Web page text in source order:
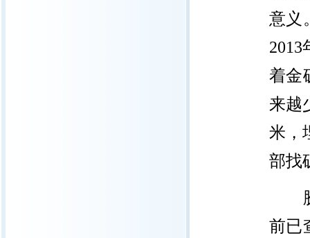
意义
2013
着金
来越
米，
部找
前已